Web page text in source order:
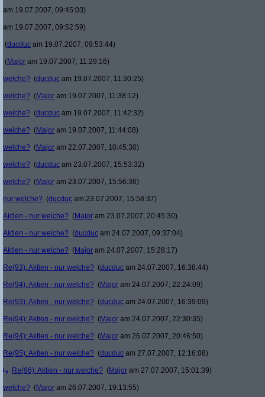
am 19.07.2007, 09:45:03)
am 19.07.2007, 09:52:59)
(ducduc am 19.07.2007, 09:53:44)
(Major am 19.07.2007, 11:29:16)
welche? (ducduc am 19.07.2007, 11:30:25)
welche? (Major am 19.07.2007, 11:38:12)
welche? (ducduc am 19.07.2007, 11:42:32)
welche? (Major am 19.07.2007, 11:44:08)
welche? (Major am 22.07.2007, 10:45:30)
welche? (ducduc am 23.07.2007, 15:53:32)
welche? (Major am 23.07.2007, 15:56:36)
nur welche? (ducduc am 23.07.2007, 15:58:37)
Aktien - nur welche? (Major am 23.07.2007, 20:45:30)
Aktien - nur welche? (ducduc am 24.07.2007, 09:37:04)
Aktien - nur welche? (Major am 24.07.2007, 15:28:17)
Re(93): Aktien - nur welche? (ducduc am 24.07.2007, 16:38:44)
Re(94): Aktien - nur welche? (Major am 24.07.2007, 22:24:09)
Re(93): Aktien - nur welche? (ducduc am 24.07.2007, 16:39:09)
Re(94): Aktien - nur welche? (Major am 24.07.2007, 22:30:35)
Re(94): Aktien - nur welche? (Major am 26.07.2007, 20:46:50)
Re(95): Aktien - nur welche? (ducduc am 27.07.2007, 12:16:08)
Re(96): Aktien - nur welche? (Major am 27.07.2007, 15:01:39)
welche? (Major am 26.07.2007, 19:13:55)